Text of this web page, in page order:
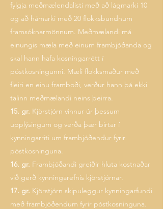
fylgja meðmælendalisti með að lágmarki 10
og að hámarki með 20 flokksbundnum
framsóknarmönnum. Meðmælandi má
einungis mæla með einum frambjóðanda og
skal hann hafa kosningarrétt í
póstkosningunni. Mæli flokksmaður með
fleiri en einu framboði, verður hann þá ekki
talinn meðmælandi neins þeirra.
15. gr. Kjörstjórn vinnur úr þessum
upplýsingum og verða þær birtar í
kynningarriti um frambjóðendur fyrir
póstkosninguna.
16. gr. Frambjóðandi greiðir hluta kostnaðar
við gerð kynningarefnis kjörstjórnar.
17. gr. Kjörstjórn skipuleggur kynningarfundi
með frambjóðendum fyrir póstkosninguna.